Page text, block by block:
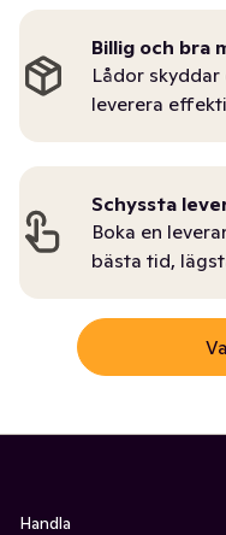
Billig och bra
Lådor
leverera
Schyssta
Boka en
bästa tid,
Handla